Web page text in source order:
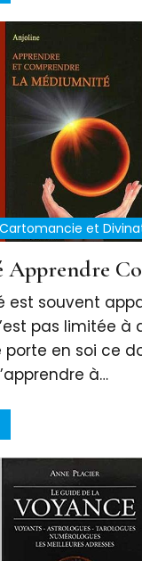
et
est souvent
pas limitée à
en soi ce
à…